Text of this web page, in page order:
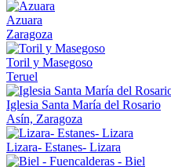
Azuara
Zaragoza
Toril y Masegoso
Teruel
Iglesia Santa María del Rosario
Asín, Zaragoza
Lizara- Estanes- Lizara